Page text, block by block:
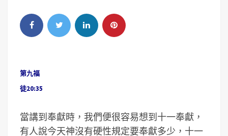
第九福
徒20:35
當講到奉獻時，我們便很容易想到十一奉獻，
有人說今天神沒有硬性規定要奉獻多少，十一